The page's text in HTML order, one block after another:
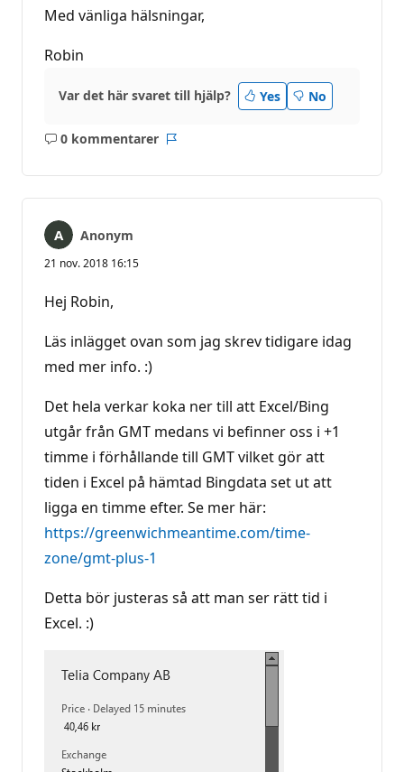
Med vänliga hälsningar,
Robin
Var det här svaret till hjälp? Yes No
0 kommentarer
Inga
Anonym
21 nov. 2018 16:15
Hej Robin,
Läs inlägget ovan som jag skrev tidigare idag
med mer info. :)
Det hela verkar koka ner till att Excel/Bing
utgår från GMT medans vi befinner oss i +1
timme i förhållande till GMT vilket gör att
tiden i Excel på hämtad Bingdata set ut att
ligga en timme efter. Se mer här:
https://greenwichmeantime.com/time-
zone/gmt-plus-1
Detta bör justeras så att man ser rätt tid i
Excel. :)